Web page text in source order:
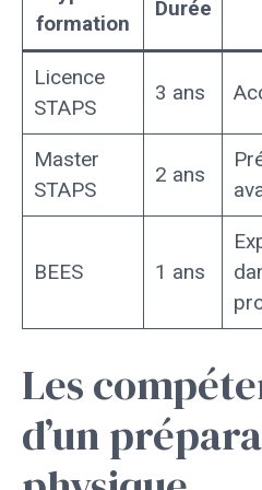
formation
Durée
Licence
STAPS
3 ans
Master
STAPS
2 ans
BEES 1 ans
Les
d’un